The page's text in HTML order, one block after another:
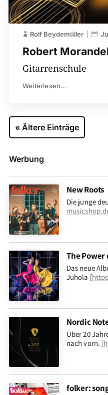
Robert
Rolf Beydemüller
Gitarrenschule
Weiterlesen...
« Ältere Einträge
Werbung
New Roots
Die junge
The Power
Das neue
Juhola [
Nordic
Über 20
nach vorn. [
folker: